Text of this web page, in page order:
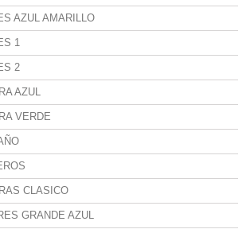
AZUL AMARILLO
1
2
AZUL
VERDE
CLASICO
GRANDE AZUL